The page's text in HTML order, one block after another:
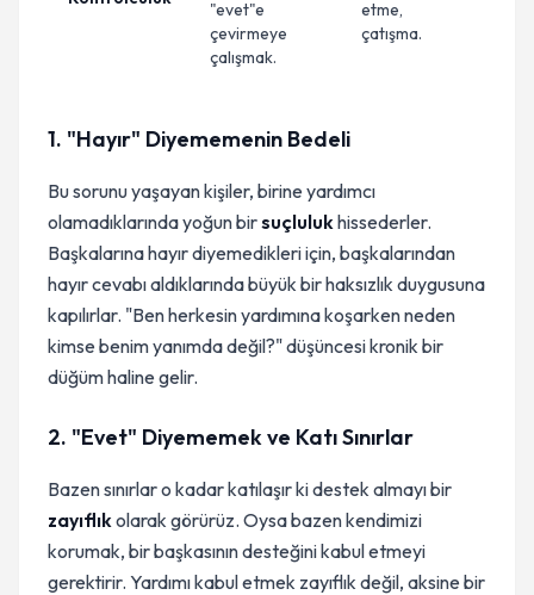
"evet"e
çevirmeye
çalışmak.
etme,
çatışma.
1. "Hayır" Diyememenin Bedeli
Bu sorunu yaşayan kişiler, birine yardımcı
olamadıklarında yoğun birsuçlulukhissederler.
Başkalarına hayır diyemedikleri için, başkalarından
hayır cevabı aldıklarında büyük bir haksızlık duygusuna
kapılırlar. "Ben herkesin yardımına koşarken neden
kimse benim yanımda değil?" düşüncesi kronik bir
düğüm haline gelir.
2. "Evet" Diyememek ve Katı Sınırlar
Bazen sınırlar o kadar katılaşır ki destek almayı bir
zayıflıkolarak görürüz. Oysa bazen kendimizi
korumak, bir başkasının desteğini kabul etmeyi
gerektirir. Yardımı kabul etmek zayıflık değil, aksine bir